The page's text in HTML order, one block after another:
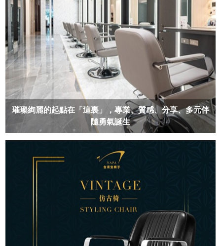
璀璨絢麗的起點在「這裏」，專業、質感、分享、多元伴
隨勇氣誕生